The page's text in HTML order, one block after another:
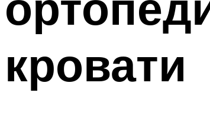
кровати